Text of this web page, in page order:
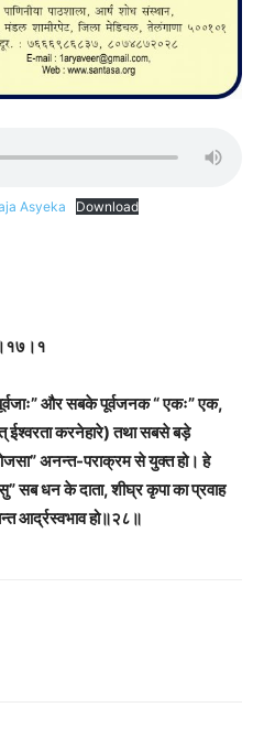
Asyeka Download
”और सबके पूर्वजनक “ एकः”एक,
ईश्वरता करनेहारे) तथा सबसे बड़े
”अनन्त-पराक्रम से युक्त हो। हे
”सब धन के दाता, शीघ्र कृपा का प्रवाह
आर्द्रस्वभाव हो॥२८॥